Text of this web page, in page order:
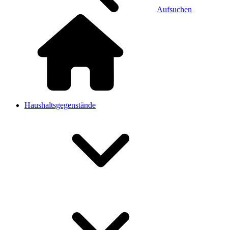
Aufsuchen
Haushaltsgegenstände